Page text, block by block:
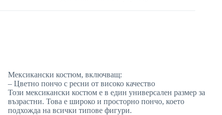
Мексикански костюм, включващ:
– Цветно пончо с ресни от високо качество
Този мексикански костюм е в един универсален размер за
възрастни. Това е широко и просторно пончо, което
подхожда на всички типове фигури.